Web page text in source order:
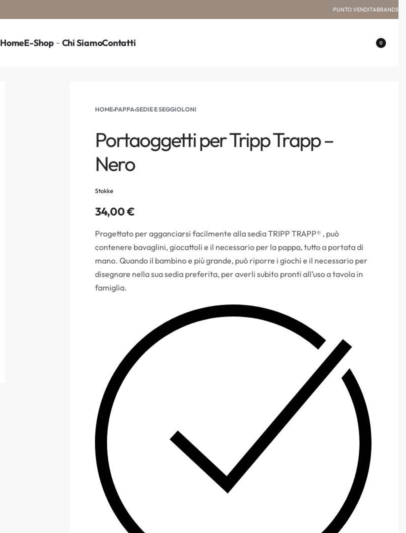
PUNTO VENDITABRANDS
HomeE-Shop Chi SiamoContatti 0
HOME›PAPPA›SEDIE E SEGGIOLONI
Portaoggetti per Tripp Trapp –
Nero
Stokke
34,00€
Progettato per agganciarsi facilmente alla sedia TRIPP TRAPP® , può
contenere bavaglini, giocattoli e il necessario per la pappa, tutto a portata di
mano. Quando il bambino e più grande, può riporre i giochi e il necessario per
disegnare nella sua sedia preferita, per averli subito pronti all’uso a tavola in
famiglia.